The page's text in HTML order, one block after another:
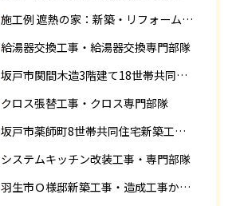
施工例 遮熱の家：新築・リフォーム ドローンにて空撮
給湯器交換工事・給湯器交換専門部隊
坂戸市関間木造3階建て18世帯共同住宅の完成迄紹介
クロス張替工事・クロス専門部隊
坂戸市薬師町8世帯共同住宅新築工事完成迄の紹介です
システムキッチン改装工事・専門部隊
羽生市Ｏ様邸新築工事・造成工事から住宅完成までの紹介